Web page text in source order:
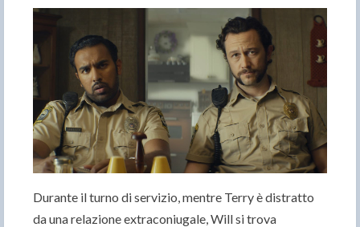
Durante il turno di servizio, mentre Terry è distratto
da una relazione extraconiugale, Will si trova